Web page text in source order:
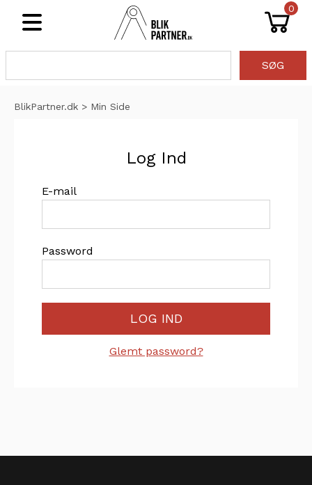
Åben
0
SØG
BlikPartner.dk > Min Side
Log Ind
E-mail
Password
LOG IND
Glemt password?